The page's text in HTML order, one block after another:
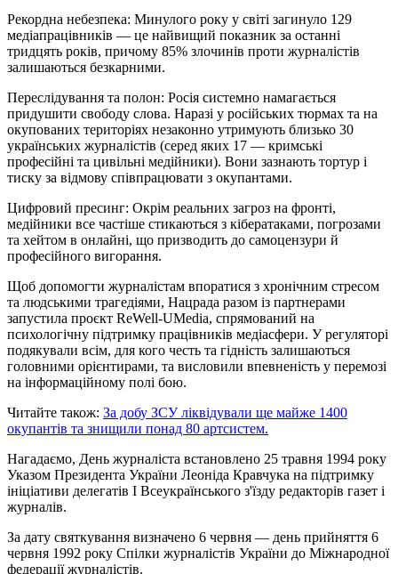
Рекордна небезпека: Минулого року у світі загинуло 129
медіапрацівників — це найвищий показник за останні
тридцять років, причому 85% злочинів проти журналістів
залишаються безкарними.
Переслідування та полон: Росія системно намагається
придушити свободу слова. Наразі у російських тюрмах та на
окупованих територіях незаконно утримують близько 30
українських журналістів (серед яких 17 — кримські
професійні та цивільні медійники). Вони зазнають тортур і
тиску за відмову співпрацювати з окупантами.
Цифровий пресинг: Окрім реальних загроз на фронті,
медійники все частіше стикаються з кібератаками, погрозами
та хейтом в онлайні, що призводить до самоцензури й
професійного вигорання.
Щоб допомогти журналістам впоратися з хронічним стресом
та людськими трагедіями, Нацрада разом із партнерами
запустила проєкт ReWell-UMedia, спрямований на
психологічну підтримку працівників медіасфери. У регуляторі
подякували всім, для кого честь та гідність залишаються
головними орієнтирами, та висловили впевненість у перемозі
на інформаційному полі бою.
Читайте також: За добу ЗСУ ліквідували ще майже 1400
окупантів та знищили понад 80 артсистем.
Нагадаємо, День журналіста встановлено 25 травня 1994 року
Указом Президента України Леоніда Кравчука на підтримку
ініціативи делегатів I Всеукраїнського з'їзду редакторів газет і
журналів.
За дату святкування визначено 6 червня — день прийняття 6
червня 1992 року Спілки журналістів України до Міжнародної
федерації журналістів.